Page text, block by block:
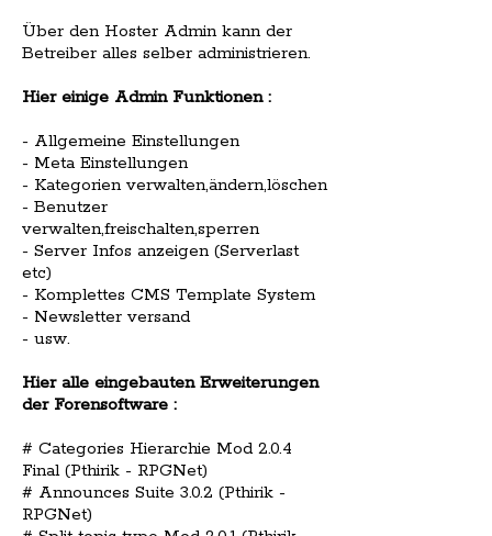
Über den Hoster Admin kann der
Betreiber alles selber administrieren.
Hier einige Admin Funktionen :
- Allgemeine Einstellungen
- Meta Einstellungen
- Kategorien verwalten,ändern,löschen
- Benutzer
verwalten,freischalten,sperren
- Server Infos anzeigen (Serverlast
etc)
- Komplettes CMS Template System
- Newsletter versand
- usw.
Hier alle eingebauten Erweiterungen
der Forensoftware :
# Categories Hierarchie Mod 2.0.4
Final (Pthirik - RPGNet)
# Announces Suite 3.0.2 (Pthirik -
RPGNet)